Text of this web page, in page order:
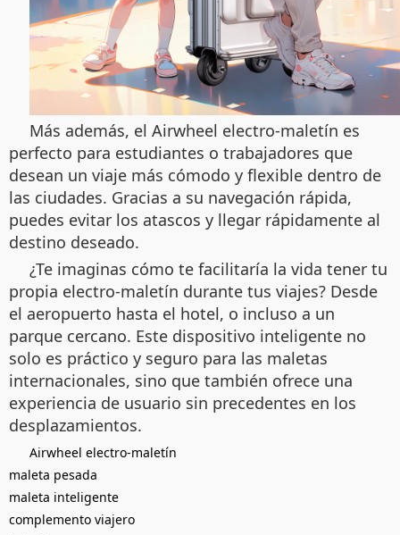
Más además, el Airwheel electro-maletín es
perfecto para estudiantes o trabajadores que
desean un viaje más cómodo y flexible dentro de
las ciudades. Gracias a su navegación rápida,
puedes evitar los atascos y llegar rápidamente al
destino deseado.
¿Te imaginas cómo te facilitaría la vida tener tu
propia electro-maletín durante tus viajes? Desde
el aeropuerto hasta el hotel, o incluso a un
parque cercano. Este dispositivo inteligente no
solo es práctico y seguro para las maletas
internacionales, sino que también ofrece una
experiencia de usuario sin precedentes en los
desplazamientos.
Airwheel electro-maletín
maleta pesada
maleta inteligente
complemento viajero